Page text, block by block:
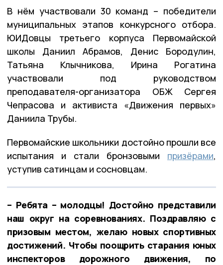
В нём участвовали 30 команд – победители
муниципальных этапов конкурсного отбора.
ЮИДовцы третьего корпуса Первомайской
школы Даниил Абрамов, Денис Бородулин,
Татьяна Клычникова, Ирина Рогатина
участвовали под руководством
преподавателя-организатора ОБЖ Сергея
Чепрасова и активиста «Движения первых»
Даниила Трубы.
Первомайские школьники достойно прошли все
испытания и стали бронзовыми призёрами,
уступив сатинцам и сосновцам.
– Ребята – молодцы! Достойно представили
наш округ на соревнованиях. Поздравляю с
призовым местом, желаю новых спортивных
достижений. Чтобы поощрить старания юных
инспекторов дорожного движения, по